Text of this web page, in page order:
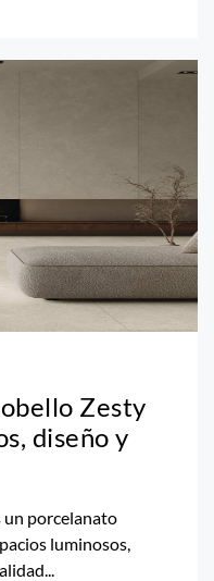
Zesty
diseño y
porcelanato
luminosos,